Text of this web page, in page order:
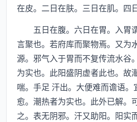
在皮。二日在肤。三日在肌。四
五日在腹。六日在胃。入胃
言聚也。若府库而聚物焉。又为
源。邪气入于胃而不复传流水谷
为实也。此阳盛阴虚者此也。故
喘。手足 汗出。大便难而谵语。
愈。潮热者为实也。此外已解。
之。表无阴邪。汗又助阳。阳实